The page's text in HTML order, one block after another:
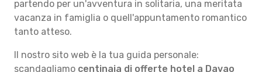
partendo per un'avventura in solitaria, una meritata
vacanza in famiglia o quell'appuntamento romantico
tanto atteso.
Il nostro sito web è la tua guida personale:
scandagliamo centinaia di offerte hotel a Davao